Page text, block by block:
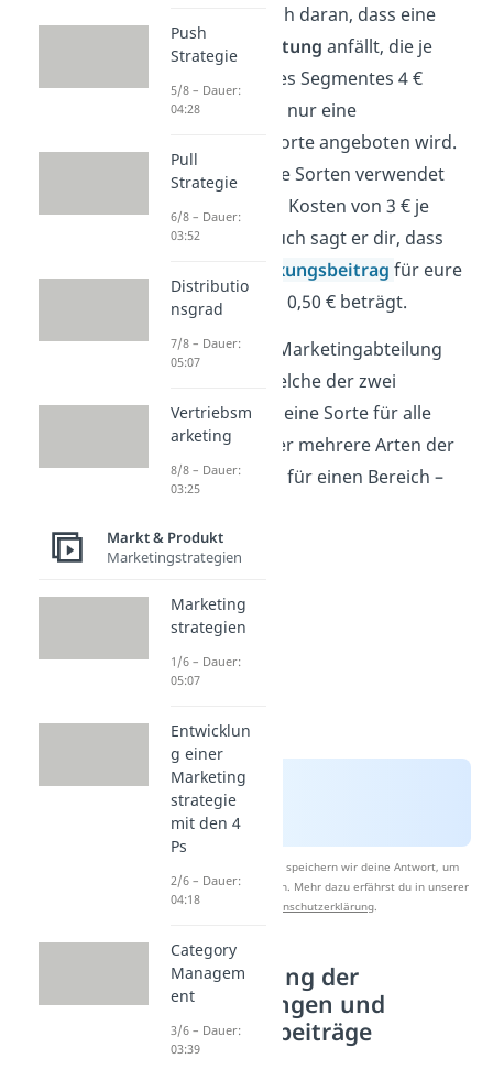
Er erinnert dich daran, dass eine
Marktbearbeitung anfällt, die je
Konsument des Segmentes 4 €
beträgt, wenn nur eine
Geschmackssorte angeboten wird.
Wenn mehrere Sorten verwendet
werden, fallen Kosten von 3 € je
Kunden an. Auch sagt er dir, dass
Stückdeckungsbeitrag für eure
Kartoffelchips 0,50 € beträgt.
Der Chef der Marketingabteilung
will wissen, welche der zwei
Alternativen – eine Sorte für alle
Segmente oder mehrere Arten der
Kartoffelchips für einen Bereich –
Nach Beantwortung speichern wir deine Antwort, um
Studyflix zu verbessern. Mehr dazu erfährst du in unserer
Datenschutzerklärung.
1. Ermittlung der
Absatzmengen und
Deckungsbeiträge
Push
Strategie
5/8 – Dauer:
04:28
Pull
Strategie
6/8 – Dauer:
03:52
Distributio
nsgrad
7/8 – Dauer:
05:07
Vertriebsm
arketing
8/8 – Dauer:
03:25
Markt & Produkt
Marketingstrategien
Marketing
strategien
1/6 – Dauer:
05:07
Entwicklun
g einer
Marketing
strategie
mit den 4
Ps
2/6 – Dauer:
04:18
Category
Managem
ent
3/6 – Dauer:
03:39